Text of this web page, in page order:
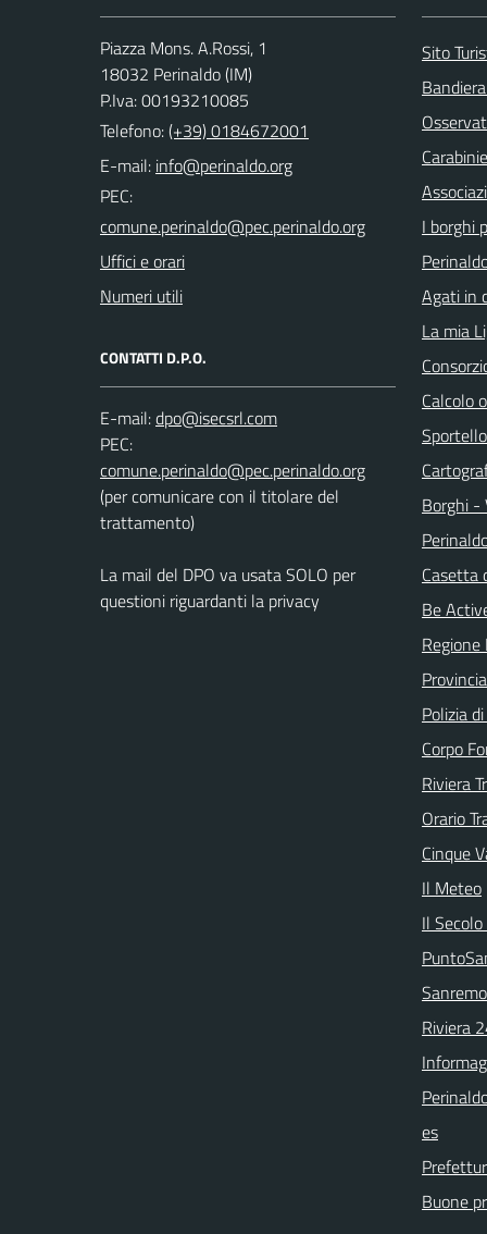
Piazza Mons. A.Rossi, 1
18032 Perinaldo (IM)
P.Iva: 00193210085
Telefono:(+39) 0184672001
E-mail:
PEC:
Uffici e orari
Numeri utili
CONTATTI D.P.O.
E-mail:
PEC:
(per comunicare con il titolare del
trattamento)
La mail del DPO va usata SOLO per
questioni riguardanti la privacy
Sito
I borghi
Agati in
La mia
Calcolo
Borghi -
Casetta
Be
Regione
Polizia
Corpo
Riviera
Orario
Cinque
Il Meteo
Il Secolo
Riviera
es
Buone